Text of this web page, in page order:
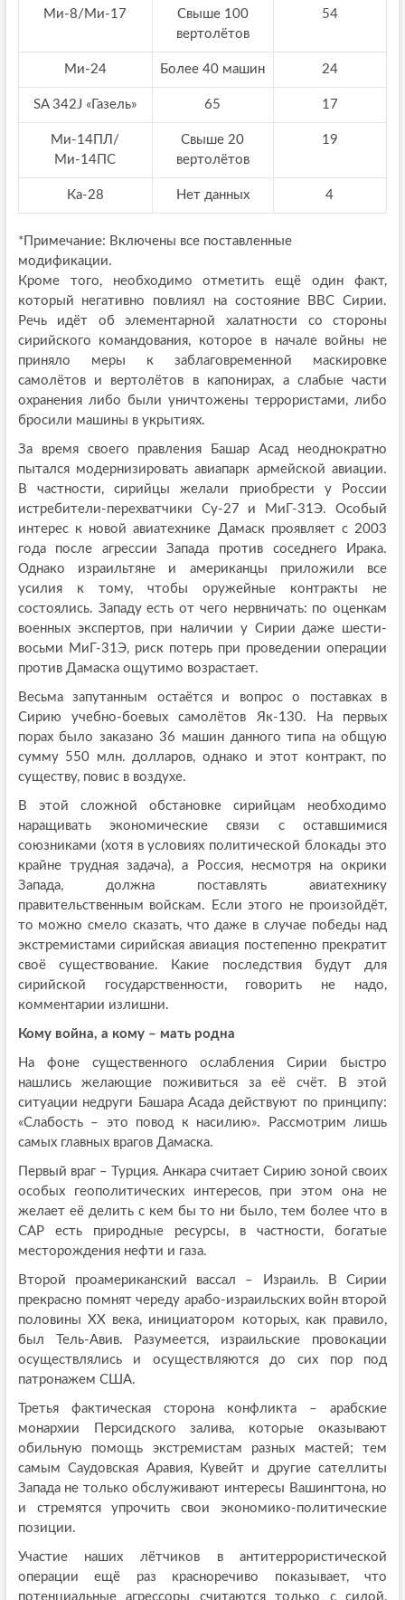
Ми-8/Ми-17
Свыше 100
вертолётов
54
Ми-24 Более 40 машин 24
SA 342J «Газель» 65 17
Ми-14ПЛ/
Ми-14ПС
Свыше 20
вертолётов
19
Ка-28 Нет данных 4
*Примечание: Включены все поставленные
модификации.
Кроме того, необходимо отметить ещё один факт,
который негативно повлиял на состояние ВВС Сирии.
Речь идёт об элементарной халатности со стороны
сирийского командования, которое в начале войны не
приняло меры к заблаговременной маскировке
самолётов и вертолётов в капонирах, а слабые части
охранения либо были уничтожены террористами, либо
бросили машины в укрытиях.
За время своего правления Башар Асад неоднократно
пытался модернизировать авиапарк армейской авиации.
В частности, сирийцы желали приобрести у России
истребители-перехватчики Су-27 и МиГ-31Э. Особый
интерес к новой авиатехнике Дамаск проявляет с 2003
года после агрессии Запада против соседнего Ирака.
Однако израильтяне и американцы приложили все
усилия к тому, чтобы оружейные контракты не
состоялись. Западу есть от чего нервничать: по оценкам
военных экспертов, при наличии у Сирии даже шести-
восьми МиГ-31Э, риск потерь при проведении операции
против Дамаска ощутимо возрастает.
Весьма запутанным остаётся и вопрос о поставках в
Сирию учебно-боевых самолётов Як-130. На первых
порах было заказано 36 машин данного типа на общую
сумму 550 млн. долларов, однако и этот контракт, по
существу, повис в воздухе.
В этой сложной обстановке сирийцам необходимо
наращивать экономические связи с оставшимися
союзниками (хотя в условиях политической блокады это
крайне трудная задача), а Россия, несмотря на окрики
Запада, должна поставлять авиатехнику
правительственным войскам. Если этого не произойдёт,
то можно смело сказать, что даже в случае победы над
экстремистами сирийская авиация постепенно прекратит
своё существование. Какие последствия будут для
сирийской государственности, говорить не надо,
комментарии излишни.
Кому война, а кому – мать родна
На фоне существенного ослабления Сирии быстро
нашлись желающие поживиться за её счёт. В этой
ситуации недруги Башара Асада действуют по принципу:
«Слабость – это повод к насилию». Рассмотрим лишь
самых главных врагов Дамаска.
Первый враг – Турция. Анкара считает Сирию зоной своих
особых геополитических интересов, при этом она не
желает её делить с кем бы то ни было, тем более что в
САР есть природные ресурсы, в частности, богатые
месторождения нефти и газа.
Второй проамериканский вассал – Израиль. В Сирии
прекрасно помнят череду арабо-израильских войн второй
половины XX века, инициатором которых, как правило,
был Тель-Авив. Разумеется, израильские провокации
осуществлялись и осуществляются до сих пор под
патронажем США.
Третья фактическая сторона конфликта – арабские
монархии Персидского залива, которые оказывают
обильную помощь экстремистам разных мастей; тем
самым Саудовская Аравия, Кувейт и другие сателлиты
Запада не только обслуживают интересы Вашингтона, но
и стремятся упрочить свои экономико-политические
позиции.
Участие наших лётчиков в антитеррористической
операции ещё раз красноречиво показывает, что
потенциальные агрессоры считаются только с силой,